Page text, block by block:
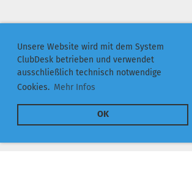
Unsere Website wird mit dem System
ClubDesk betrieben und verwendet
ausschließlich technisch notwendige
Cookies. Mehr Infos
OK